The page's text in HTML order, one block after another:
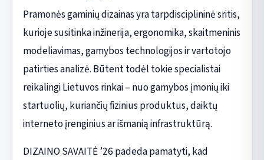
Pramonės gaminių dizainas yra tarpdisciplininė sritis,
kurioje susitinka inžinerija, ergonomika, skaitmeninis
modeliavimas, gamybos technologijos ir vartotojo
patirties analizė. Būtent todėl tokie specialistai
reikalingi Lietuvos rinkai – nuo gamybos įmonių iki
startuolių, kuriančių fizinius produktus, daiktų
interneto įrenginius ar išmanią infrastruktūrą.
DIZAINO SAVAITĖ ’26 padeda pamatyti, kad